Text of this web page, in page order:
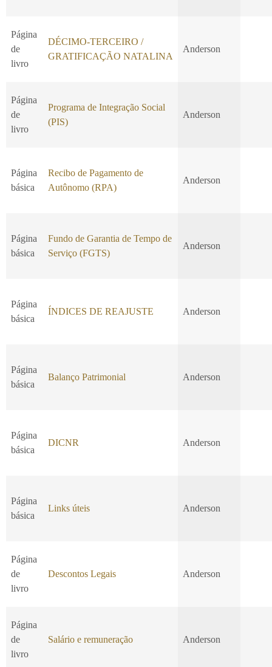
Página
de
livro
DÉCIMO-TERCEIRO /
GRATIFICAÇÃO NATALINA
Anderson
Página
de
livro
Programa de Integração Social
(PIS)
Anderson
Página
básica
Recibo de Pagamento de
Autônomo (RPA)
Anderson
Página
básica
Fundo de Garantia de Tempo de
Serviço (FGTS)
Anderson
Página
básica
ÍNDICES DE REAJUSTE Anderson
Página
básica
Balanço Patrimonial Anderson
Página
básica
DICNR Anderson
Página
básica
Links úteis Anderson
Página
de
livro
Descontos Legais Anderson
Página
de
livro
Salário e remuneração Anderson